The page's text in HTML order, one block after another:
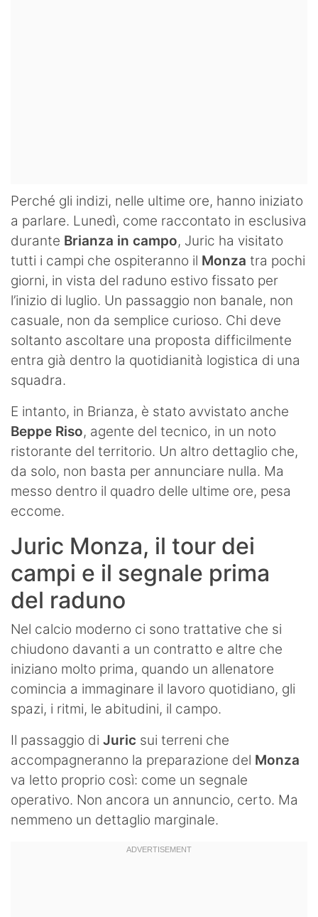
Perché gli indizi, nelle ultime ore, hanno iniziato
a parlare. Lunedì, come raccontato in esclusiva
durante Brianza in campo, Juric ha visitato
tutti i campi che ospiteranno il Monza tra pochi
giorni, in vista del raduno estivo fissato per
l’inizio di luglio. Un passaggio non banale, non
casuale, non da semplice curioso. Chi deve
soltanto ascoltare una proposta difficilmente
entra già dentro la quotidianità logistica di una
squadra.
E intanto, in Brianza, è stato avvistato anche
Beppe Riso, agente del tecnico, in un noto
ristorante del territorio. Un altro dettaglio che,
da solo, non basta per annunciare nulla. Ma
messo dentro il quadro delle ultime ore, pesa
eccome.
Juric Monza, il tour dei
campi e il segnale prima
del raduno
Nel calcio moderno ci sono trattative che si
chiudono davanti a un contratto e altre che
iniziano molto prima, quando un allenatore
comincia a immaginare il lavoro quotidiano, gli
spazi, i ritmi, le abitudini, il campo.
Il passaggio di Juric sui terreni che
accompagneranno la preparazione del Monza
va letto proprio così: come un segnale
operativo. Non ancora un annuncio, certo. Ma
nemmeno un dettaglio marginale.